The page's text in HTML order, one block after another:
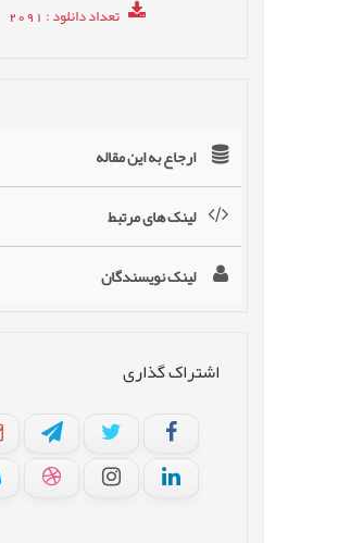
تعداد دانلود: 2091
ارجاع به این مقاله
لینک های مرتبط
لینک نویسندگان
اشتراک گذاری